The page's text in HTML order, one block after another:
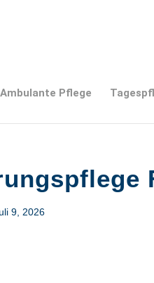
Ambulante Pflege
9, 2026